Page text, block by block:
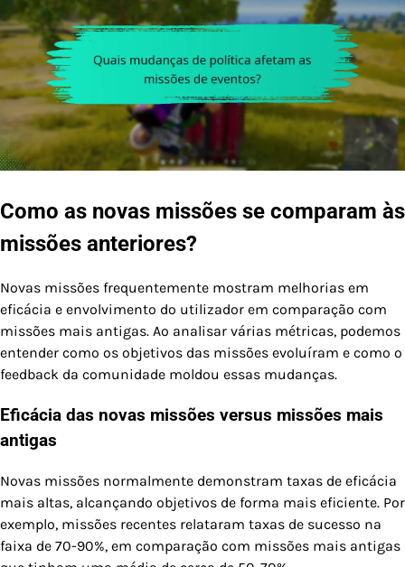
Como as novas missões se comparam às
missões anteriores?
Novas missões frequentemente mostram melhorias em
eficácia e envolvimento do utilizador em comparação com
missões mais antigas. Ao analisar várias métricas, podemos
entender como os objetivos das missões evoluíram e como o
feedback da comunidade moldou essas mudanças.
Eficácia das novas missões versus missões mais
antigas
Novas missões normalmente demonstram taxas de eficácia
mais altas, alcançando objetivos de forma mais eficiente. Por
exemplo, missões recentes relataram taxas de sucesso na
faixa de 70-90%, em comparação com missões mais antigas